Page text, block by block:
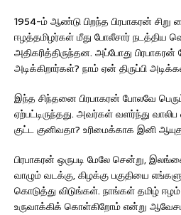
1954-ம் ஆண்டு பிறந்த பிரபாகரன்
ஈழத்தமிழர்கள் மீது போலீசார் நடத்திய
அதிகரித்திருந்தன. அப்போது
அடிக்கிறார்கள்? நாம் ஏன் திருப்பி
இந்த சிந்தனை பிரபாகரன் போலவே
ஏற்பட்டிருந்தது. அவர்கள் வளர்ந்து
குட்ட குனிவதா? உரிமைக்காக இனி
பிரபாகரன் ஒருபடி மேலே சென்று,
வாழும் வடக்கு, கிழக்கு பகுதியை
கொடுத்து விடுங்கள். நாங்கள் தமிழ் ஈழம்
உருவாக்கிக் கொள்கிறோம் என்று